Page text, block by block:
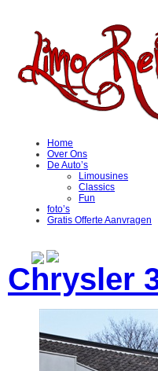
Home
Over Ons
De Auto’s
Limousines
Classics
Fun
foto’s
Gratis Offerte Aanvragen
Chrysler